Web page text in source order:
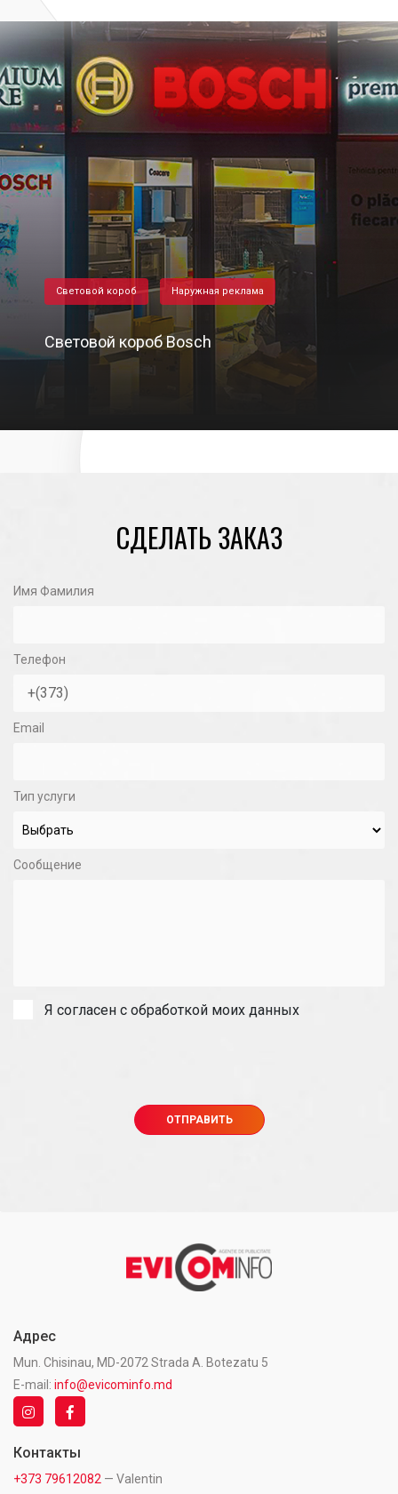
Световой короб Наружная реклама
Световой короб Bosch
СДЕЛАТЬ ЗАКАЗ
Имя Фамилия
Телефон
Email
Тип услуги
Сообщение
Я согласен с обработкой моих данных
Адрес
Mun. Chisinau, MD-2072 Strada A. Botezatu 5
E-mail: info@evicominfo.md
Контакты
+373 79612082 — Valentin